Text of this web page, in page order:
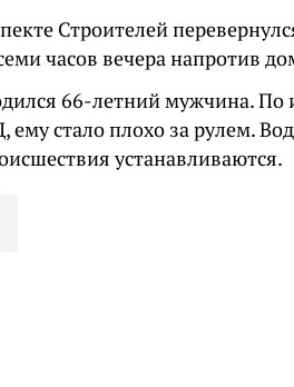
Строителей
часов вечера напротив
66-летний мужчина.
стало плохо за рулем.
устанавливаются.